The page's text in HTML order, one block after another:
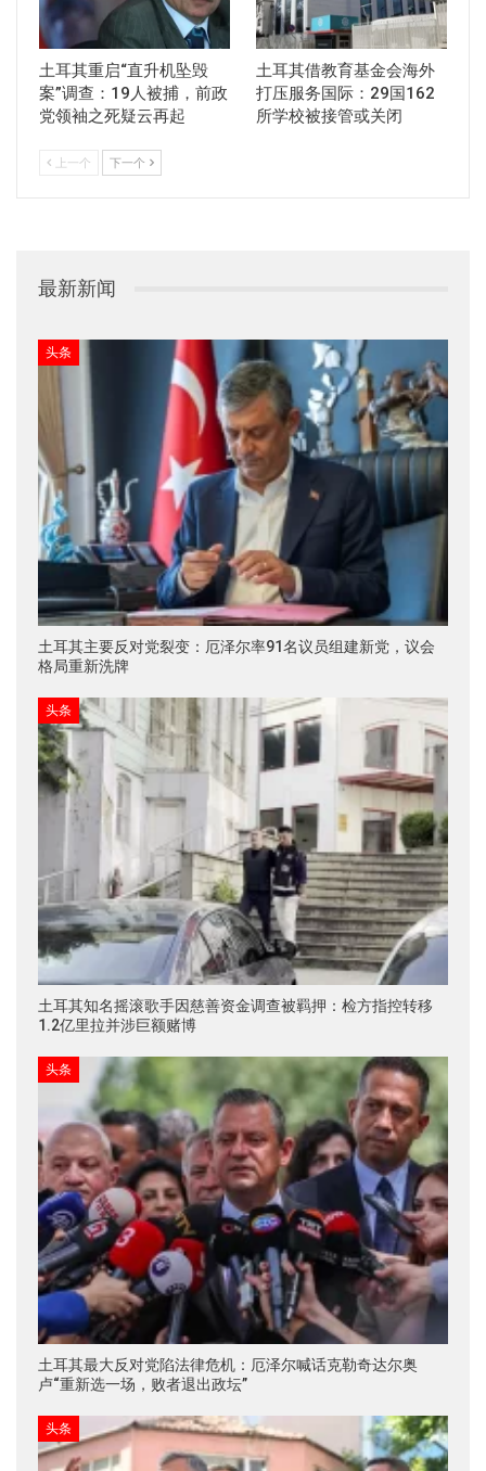
土耳其重启“直升机坠毁
案”调查：19人被捕，前政
党领袖之死疑云再起
土耳其借教育基金会海外
打压服务国际：29国162
所学校被接管或关闭
上一个 下一个
最新新闻
头条
土耳其主要反对党裂变：厄泽尔率91名议员组建新党，议会
格局重新洗牌
头条
土耳其知名摇滚歌手因慈善资金调查被羁押：检方指控转移
1.2亿里拉并涉巨额赌博
头条
土耳其最大反对党陷法律危机：厄泽尔喊话克勒奇达尔奥
卢“重新选一场，败者退出政坛”
头条